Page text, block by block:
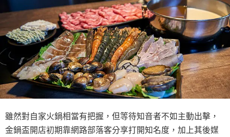
雖然對自家火鍋相當有把握，但等待知音者不如主動出擊，
金鍋盃開店初期靠網路部落客分享打開知名度，加上其後媒